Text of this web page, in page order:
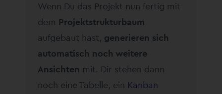
Wenn Du das Projekt nun fertig mit
dem Projektstrukturbaum
aufgebaut hast, generieren sich
automatisch noch weitere
Ansichten mit. Dir stehen dann
noch eine Tabelle, ein Kanban